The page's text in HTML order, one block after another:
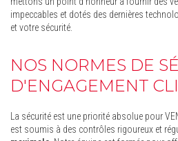
impeccables et dotés des dernières
et votre sécurité.
NOS NORMES DE
D'ENGAGEMENT
La sécurité est une priorité absolue pour
est soumis à des contrôles rigoureux et